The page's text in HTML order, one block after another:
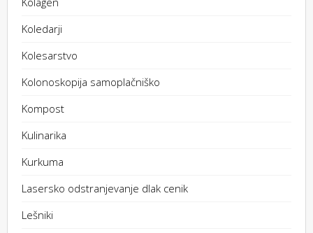
Koledarji
Kolesarstvo
Kolonoskopija samoplačniško
Kompost
Kulinarika
Kurkuma
Lasersko odstranjevanje dlak cenik
Lešniki